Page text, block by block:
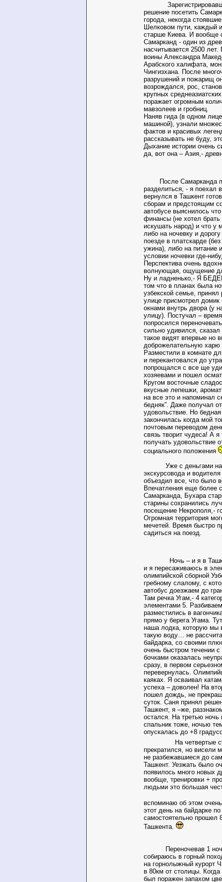
решение посетить
города, некогда
Шелковом пути, каждый
старше Киева. И вообще
Самарканд - один из
насчитывается 2500 лет.
воины Александра
Арабского халифата,
Чингизхана. После
разрушений и пожарищ
возрождался, рос,
крупных
поражает огромным
мавзолеев и гробниц.
Наняв гида (в одном
машиной), узнали
фактов и красивых
рассказывать не буду,
Дыхание истории очень
да, вот она – Азия,-
После Самарканда
разделиться, - я поехал
вернулся в Ташкент
сборам и предстоящим
автобусе выяснилось
финансы (не хотел брать
искушать народ) и что у
либо на ночевку и
поезде в платскарде
ужина), либо на питание
условии ночевки где-
Перспектива очень
волнующая, ощущение
Ну и ладненько,- Я
том что в планах была
узбекской семье,
улице присмотрел домик
окнами внутрь двора (у
улицу). Постучал –
попросился
сильно удивился, сказал
такое видят впервые но
доброжелательную харю
Разместили в комнате
и перекантовался до
попрощался с все ще
хозяевами и пошел
Кругом восточные
вкусные лепешки,
на все это и напоминал
бедняк”. Даже получал
удовольствие. Но
закончилась когда мой
почтовым переводом
связь творит чудеса! А я
получать удовольствие
социального положения
Уже с деньгами
экскурсовода и
объездил все, что было
Впечатления еще более
Самарканда, Бухара
старины сохранились
посещение Некрополя,-
Огромная территория
мечетей. Время быстро
садиться на поезд.
Ночь – и я в
и я пересаживаюсь в
олимпийской сборной
гребному слалому, с
автобус доезжаем до
Там речка Угам,- 4
элементами 5.
разместились в
прямо у берега Угама.
наша лодка, которую мы
такую воду… не
байдарка, со своими
очень быстром течении
бочками оказалась
сразу, в первом
перевернулась.
каяках. Я осваивал
успеха – доволен! На
пошел дождь, не
суток. Саня принял
Ташкент, я –же,
остался. На третью
спальник тоже, ночью
опускалась до +8
На четвертые
прекратился, но висели
не разбежавшиеся до
Ташкент. Уезжать было
появилось много новых
вообще, тренировки +
людьми это большая
вспоминаю об этом
этот день на байдарке
самостоятельно прошел
Ташкента.
Переночевав 1 ночь
собираюсь в горный
на горнолыжный курорт
в 80км от столицы.
был поражен запахом